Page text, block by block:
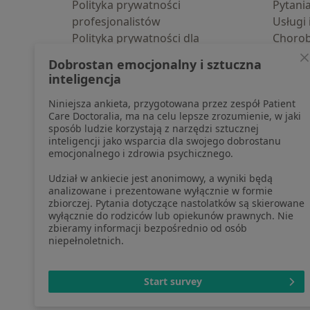
Polityka prywatności
profesjonalistów
Polityka prywatności dla
pozyskaliśmy samodzielnie
Polityka cookies
Jak działają wyniki wyszukiwania
Dostępność
O nas
Praca Rekrutujemy!
Partnerzy
Centrum prasowe
Kontakt
Pomoc
Blog
otwiera się w
otwiera
Dobrostan emocjonalny i sztuczna
inteligencja
Niniejsza ankieta, przygotowana przez zespół Patient
Care Doctoralia, ma na celu lepsze zrozumienie, w jaki
sposób ludzie korzystają z narzędzi sztucznej
inteligencji jako wsparcia dla swojego dobrostanu
emocjonalnego i zdrowia psychicznego.
Udział w ankiecie jest anonimowy, a wyniki będą
analizowane i prezentowane wyłącznie w formie
zbiorczej. Pytania dotyczące nastolatków są skierowane
wyłącznie do rodziców lub opiekunów prawnych. Nie
zbieramy informacji bezpośrednio od osób
niepełnoletnich.
Start survey